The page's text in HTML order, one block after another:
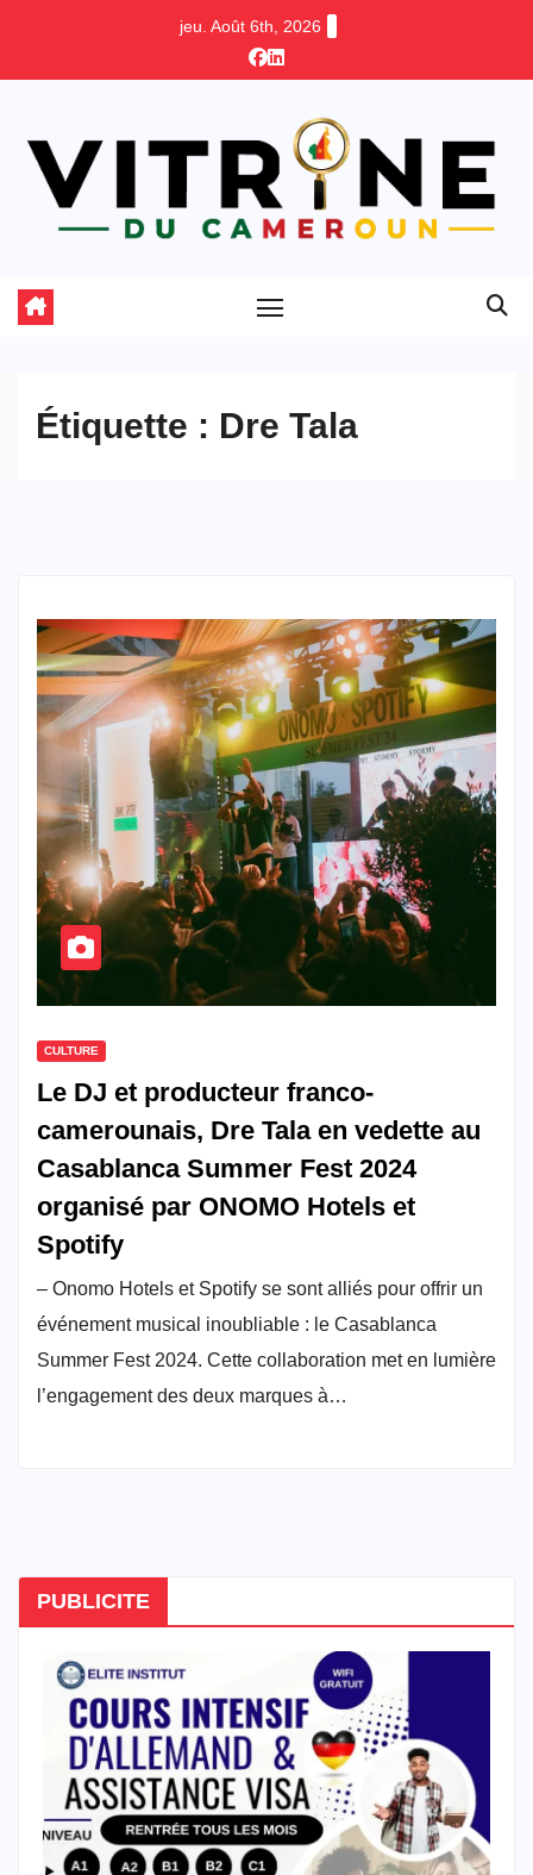
jeu. Août 6th, 2026
Étiquette : Dre Tala
CULTURE
Le DJ et producteur franco-
camerounais, Dre Tala en vedette au
Casablanca Summer Fest 2024
organisé par ONOMO Hotels et
Spotify
– Onomo Hotels et Spotify se sont alliés pour offrir un
événement musical inoubliable : le Casablanca
Summer Fest 2024. Cette collaboration met en lumière
l’engagement des deux marques à…
PUBLICITE